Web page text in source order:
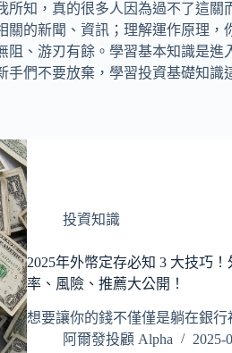
知，真的很多人因為過不了這
的新聞、資訊；理解運作原理，
、游刃有餘。學習基本知識是進
們不要放棄，學習投資基礎知識
投資知識
2025年外幣定存必知 3 大技巧
率、風險、推薦大公開！
想要讓你的錢不僅僅是躺在銀
阿爾發投顧 Alpha
2025-